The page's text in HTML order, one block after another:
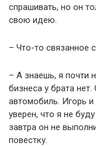
спрашивать, но он
свою идею.
– Что-то связанное
– А знаешь, я почти
бизнеса у брата
автомобиль. Игорь и
уверен, что я не
завтра он не
повестку.